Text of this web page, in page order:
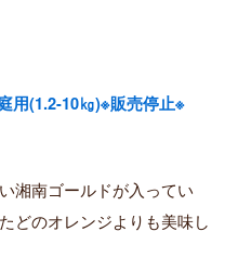
用(1.2-10㎏)※販売停止※
湘南ゴールドが入ってい
どのオレンジよりも美味し